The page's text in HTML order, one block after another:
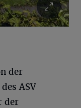
der
ASV
der